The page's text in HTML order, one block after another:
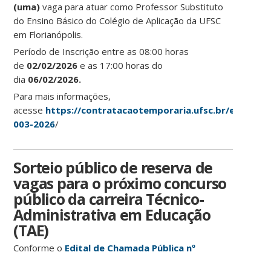
(uma) vaga para atuar como Professor Substituto
do Ensino Básico do Colégio de Aplicação da UFSC
em Florianópolis.
Período de Inscrição entre as 08:00 horas
de 02/02/2026 e as 17:00 horas do
dia 06/02/2026.
Para mais informações,
acesse https://contratacaotemporaria.ufsc.br/edital-
003-2026/
Sorteio público de reserva de
vagas para o próximo concurso
público da carreira Técnico-
Administrativa em Educação
(TAE)
Conforme o Edital de Chamada Pública nº